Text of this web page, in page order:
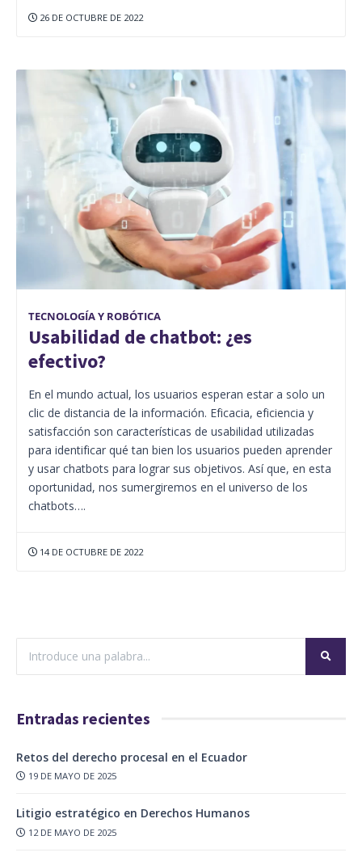
26 DE OCTUBRE DE 2022
TECNOLOGÍA Y ROBÓTICA
Usabilidad de chatbot: ¿es
efectivo?
En el mundo actual, los usuarios esperan estar a solo un
clic de distancia de la información. Eficacia, eficiencia y
satisfacción son características de usabilidad utilizadas
para identificar qué tan bien los usuarios pueden aprender
y usar chatbots para lograr sus objetivos. Así que, en esta
oportunidad, nos sumergiremos en el universo de los
chatbots….
14 DE OCTUBRE DE 2022
Entradas recientes
Retos del derecho procesal en el Ecuador
19 DE MAYO DE 2025
Litigio estratégico en Derechos Humanos
12 DE MAYO DE 2025